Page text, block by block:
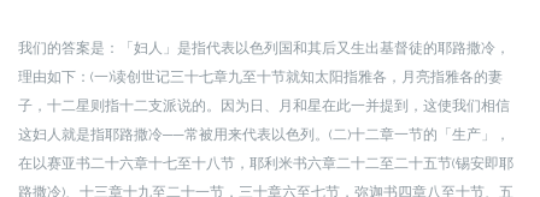
我们的答案是：「妇人」是指代表以色列国和其后又生出基督徒的耶路撒冷，
理由如下： (一)读创世记三十七章九至十节就知太阳指雅各，月亮指雅各的妻
子，十二星则指十二支派说的。因为日、月和星在此一并提到，这使我们相信
这妇人就是指耶路撒冷──常被用来代表以色列。 (二)十二章一节的「生产」，
在以赛亚书二十六章十七至十八节，耶利米书六章二十二至二十五节(锡安即耶
路撒冷)、十三章十九至二十一节，三十章六至七节，弥迦书四章八至十节、五